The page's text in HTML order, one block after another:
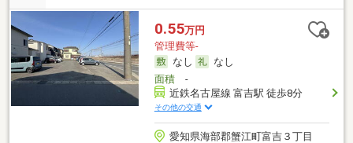
0.55万円
管理費等-
なし
なし
面積-
近鉄名古屋線 富吉駅 徒歩8分
その他の交通
愛知県海部郡蟹江町富吉３丁目